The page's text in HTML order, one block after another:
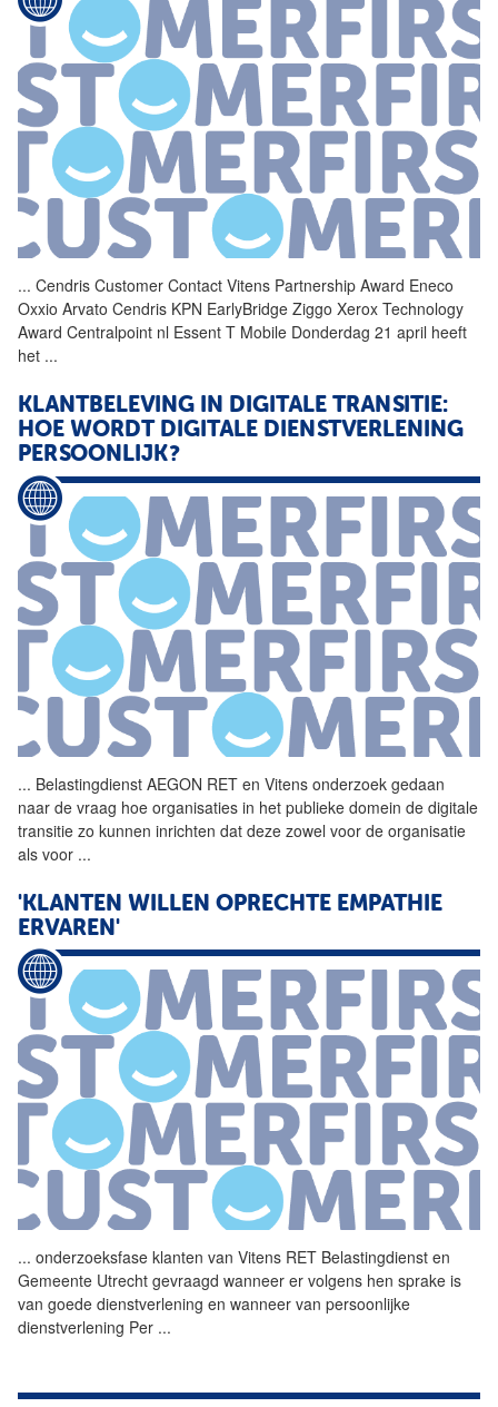
... Cendris Customer Contact Vitens Partnership Award Eneco
Oxxio Arvato Cendris KPN EarlyBridge Ziggo Xerox Technology
Award Centralpoint nl Essent T Mobile Donderdag 21 april heeft
het ...
KLANTBELEVING IN DIGITALE TRANSITIE:
HOE WORDT DIGITALE DIENSTVERLENING
PERSOONLIJK?
... Belastingdienst AEGON RET en Vitens onderzoek gedaan
naar de vraag hoe organisaties in het publieke domein de digitale
transitie zo kunnen inrichten dat deze zowel voor de organisatie
als voor ...
'KLANTEN WILLEN OPRECHTE EMPATHIE
ERVAREN'
... onderzoeksfase klanten van Vitens RET Belastingdienst en
Gemeente Utrecht gevraagd wanneer er volgens hen sprake is
van goede dienstverlening en wanneer van persoonlijke
dienstverlening Per ...